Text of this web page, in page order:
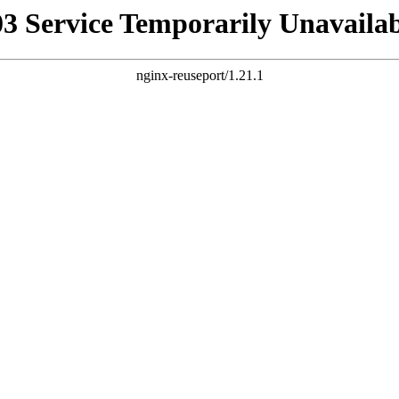
Service Temporarily
nginx-reuseport/1.21.1